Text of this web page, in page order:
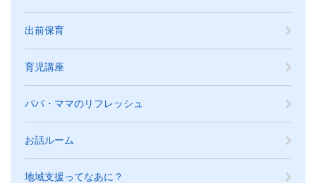
出前保育
育児講座
パパ・ママのリフレッシュ
お話ルーム
地域支援ってなあに？